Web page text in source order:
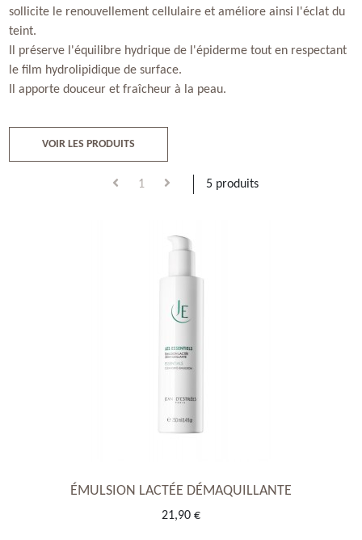
sollicite le renouvellement cellulaire et améliore ainsi l'éclat du
teint.
Il préserve l'équilibre hydrique de l'épiderme tout en respectant
le film hydrolipidique de surface.
Il apporte douceur et fraîcheur à la peau.
VOIR LES PRODUITS
1 5 produits
ÉMULSION LACTÉE DÉMAQUILLANTE
21,90 €